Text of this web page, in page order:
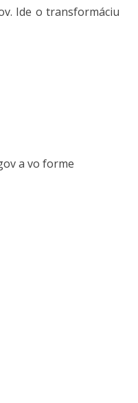
Ide o transformáciu
a vo forme